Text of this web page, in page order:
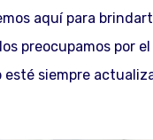
aquí para
preocupamos por
siempre